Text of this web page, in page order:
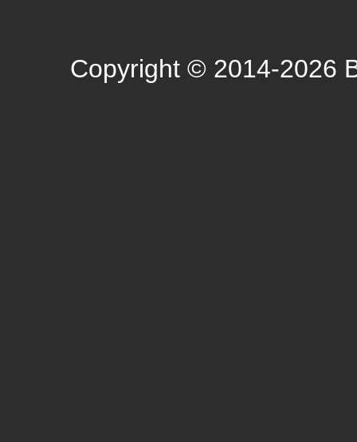
Copyright © 2014-2026